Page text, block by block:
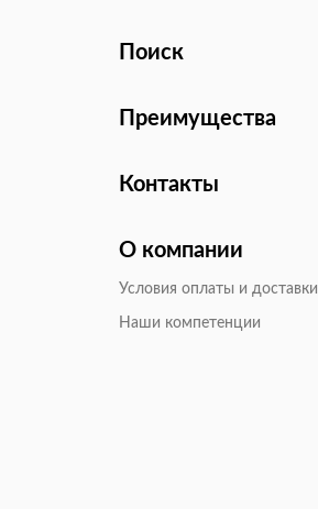
Поиск
Преимущества
Контакты
О компании
Условия оплаты и доставки
Наши компетенции